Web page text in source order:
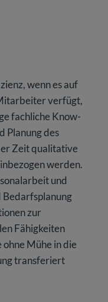
wenn es auf
verfügt,
fachliche Know-
Planung des
Zeit qualitative
werden.
und
zur
Fähigkeiten
Mühe in die
transferiert